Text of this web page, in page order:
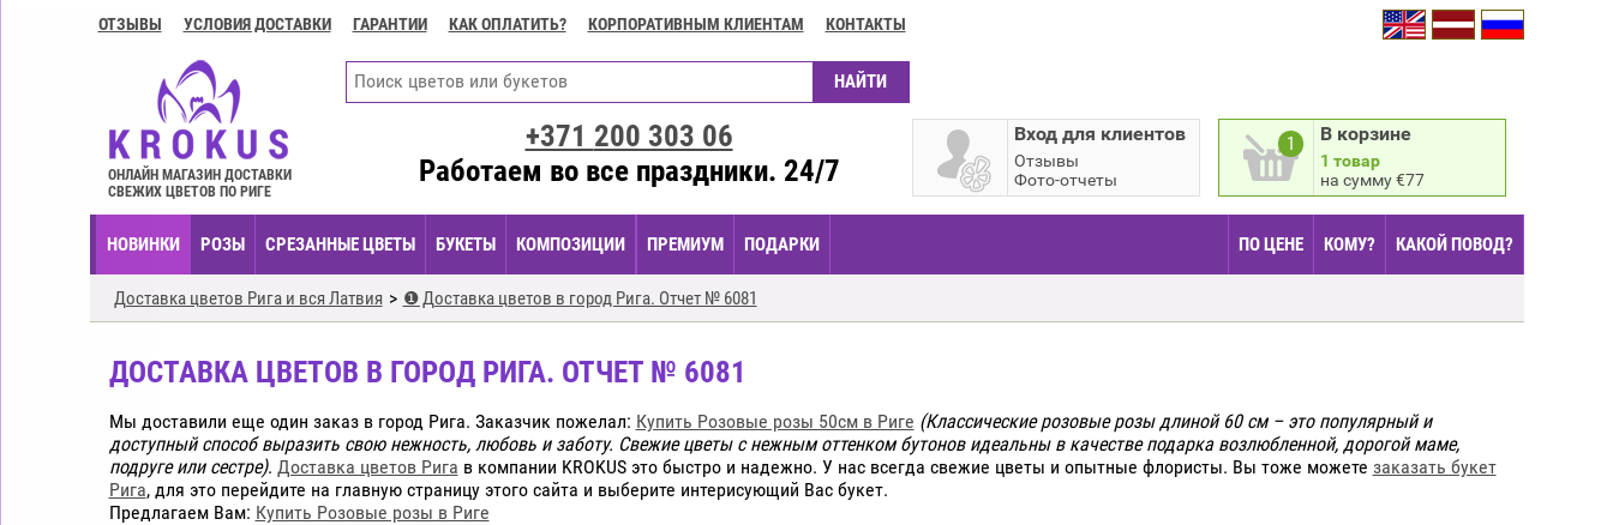
Контакты
ГАРАНТИИ
оплатить?
оформить
ОТЗЫВЫ УСЛОВИЯ ДОСТАВКИ ГАРАНТИИ КАК ОПЛАТИТЬ? КОРПОРАТИВНЫМ КЛИЕНТАМ КОНТАКТЫ
ОНЛАЙН МАГАЗИН ДОСТАВКИ
СВЕЖИХ ЦВЕТОВ ПО РИГЕ
1 В корзине
1 товар
на сумму €77
Вход для клиентов
Отзывы
Фото-отчеты
+371 200 303 06
Работаем во все праздники. 24/7
НОВИНКИ РОЗЫ СРЕЗАННЫЕ ЦВЕТЫ БУКЕТЫ КОМПОЗИЦИИ ПРЕМИУМ ПОДАРКИ ПО ЦЕНЕ КОМУ? КАКОЙ ПОВОД?
Доставка цветов Рига и вся Латвия ❶ Доставка цветов в город Рига. Отчет № 6081
ДОСТАВКА ЦВЕТОВ В ГОРОД РИГА. ОТЧЕТ № 6081
Мы доставили еще один заказ в город Рига. Заказчик пожелал: Купить Розовые розы 50см в Риге (Классические розовые розы длиной 60 см – это популярный и
доступный способ выразить свою нежность, любовь и заботу. Свежие цветы с нежным оттенком бутонов идеальны в качестве подарка возлюбленной, дорогой маме,
подруге или сестре). Доставка цветов Рига в компании KROKUS это быстро и надежно. У нас всегда свежие цветы и опытные флористы. Вы тоже можете заказать букет
Рига, для это перейдите на главную страницу этого сайта и выберите интерисующий Вас букет.
Предлагаем Вам: Купить Розовые розы в Риге